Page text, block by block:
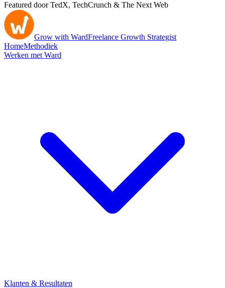
Featured door TedX, TechCrunch & The Next Web
Grow with WardFreelance Growth Strategist
HomeMethodiek
Werken met Ward
Klanten & Resultaten